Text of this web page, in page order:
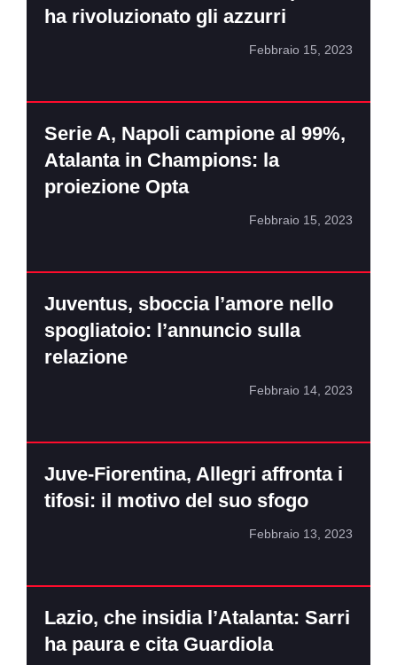
ha rivoluzionato gli azzurri
Febbraio 15, 2023
Serie A, Napoli campione al 99%,
Atalanta in Champions: la
proiezione Opta
Febbraio 15, 2023
Juventus, sboccia l’amore nello
spogliatoio: l’annuncio sulla
relazione
Febbraio 14, 2023
Juve-Fiorentina, Allegri affronta i
tifosi: il motivo del suo sfogo
Febbraio 13, 2023
Lazio, che insidia l’Atalanta: Sarri
ha paura e cita Guardiola